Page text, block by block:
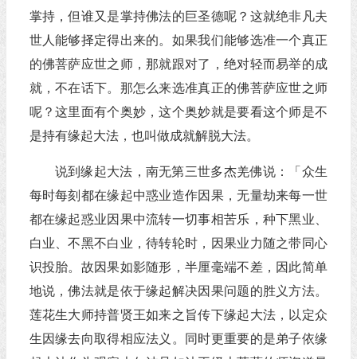
掌持，但谁又是掌持佛法的巨圣德呢？这就绝非凡夫
世人能够择定得出来的。如果我们能够选准一个真正
的佛菩萨应世之师，那就跟对了，绝对轻而易举的成
就，不在话下。那怎么来选准真正的佛菩萨应世之师
呢？这里面有个奥妙，这个奥妙就是要看这个师是不
是持有缘起大法，也叫做成就解脱大法。
说到缘起大法，南无第三世多杰羌佛说：「众生
每时每刻都在缘起中惑业造作因果，无量劫来每一世
都在缘起惑业因果中流转一切事相苦乐，种下黑业、
白业、不黑不白业，待转轮时，因果业力随之带同心
识投胎。故因果如影随形，半厘毫端不差，因此简单
地说，佛法就是依于缘起解决因果问题的胜义方法。
莲花生大师持普贤王如来之旨传下缘起大法，以定众
生因缘去向取得相应法义。同时更重要的是弟子依缘